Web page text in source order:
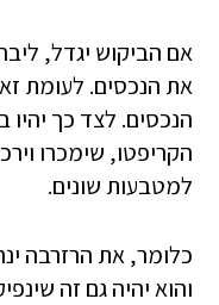
אם הביקוש יגדל,
את הנכסים. לעומת
הנכסים. לצד כך יהיו
הקריפטו, שימכרו
למטבעות שונים.
כלומר, את הרזרבה
והוא יהיה גם זה